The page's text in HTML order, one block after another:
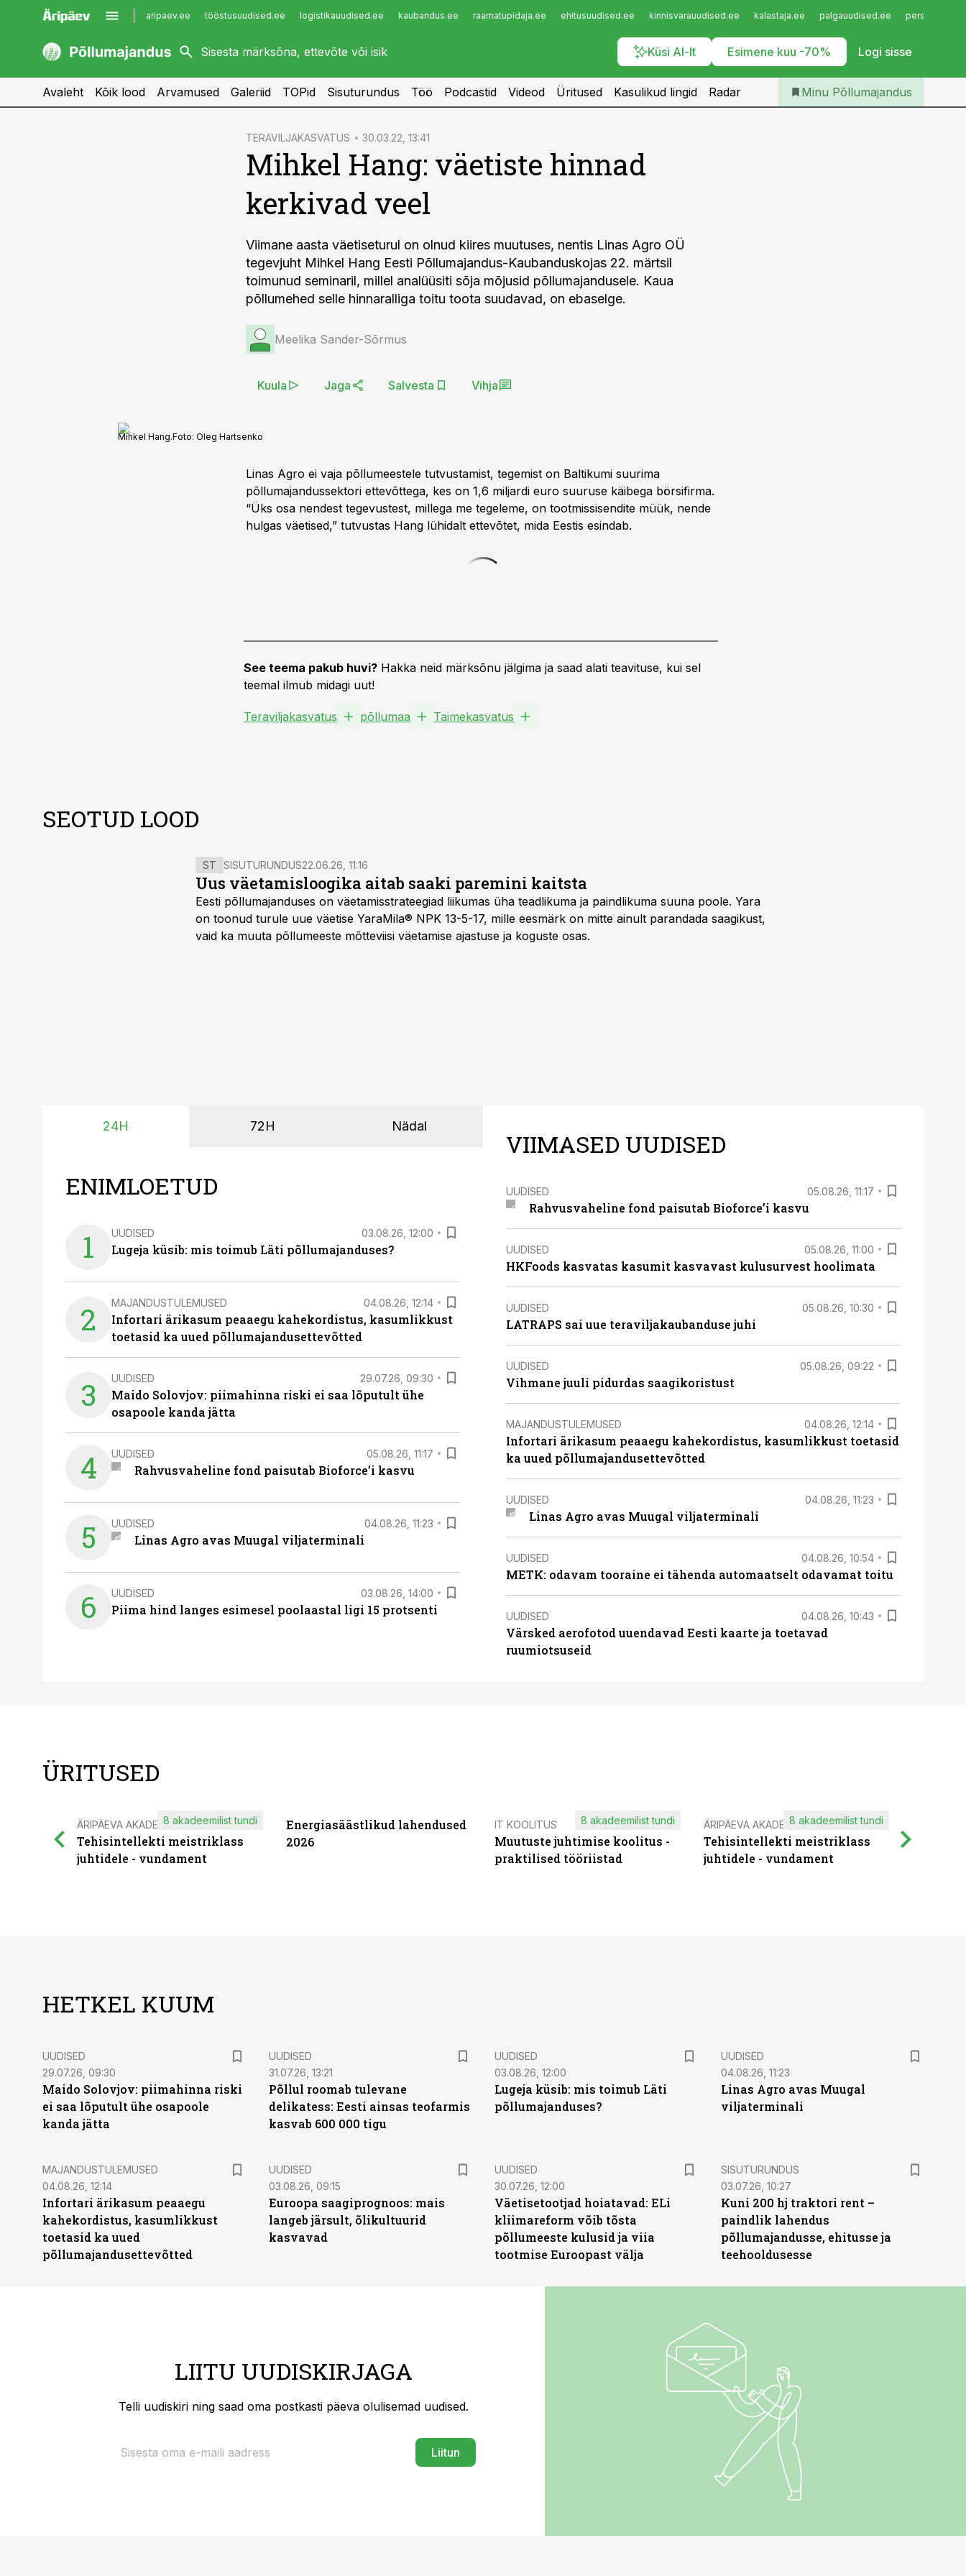
aripaev.ee tööstusuudised.ee logistikauudised.ee kaubandus.ee raamatupidaja.ee ehitusuudised.ee kinnisvarauudised.ee kalastaja.ee palgauudised.ee
Küsi AI-lt Esimene kuu -70% Logi sisse
kaubandus.ee
kinnisvarauudised.ee
imelineajalugu.ee
Infopank
Iseteenindus
Telli Põllumajandus
Avaleht Kõik lood Arvamused Galeriid TOPid Sisuturundus Töö Podcastid Videod Üritused Kasulikud lingid Radar Minu Põllumajandus
TERAVILJAKASVATUS 30.03.22, 13:41
Mihkel Hang: väetiste hinnad
kerkivad veel
Viimane aasta väetiseturul on olnud kiires muutuses, nentis Linas Agro OÜ
tegevjuht Mihkel Hang Eesti Põllumajandus-Kaubanduskojas 22. märtsil
toimunud seminaril, millel analüüsiti sõja mõjusid põllumajandusele. Kaua
põllumehed selle hinnaralliga toitu toota suudavad, on ebaselge.
Meelika Sander-Sõrmus
Kuula Jaga Salvesta Vihja
Mihkel Hang.Foto: Oleg Hartsenko
Linas Agro ei vaja põllumeestele tutvustamist, tegemist on Baltikumi suurima
põllumajandussektori ettevõttega, kes on 1,6 miljardi euro suuruse käibega börsifirma.
“Üks osa nendest tegevustest, millega me tegeleme, on tootmissisendite müük, nende
hulgas väetised,” tutvustas Hang lühidalt ettevõtet, mida Eestis esindab.
See teema pakub huvi? Hakka neid märksõnu jälgima ja saad alati teavituse, kui sel
teemal ilmub midagi uut!
Teraviljakasvatus põllumaa Taimekasvatus
SEOTUD LOOD
ST SISUTURUNDUS22.06.26, 11:16
Uus väetamisloogika aitab saaki paremini kaitsta
Eesti põllumajanduses on väetamisstrateegiad liikumas üha teadlikuma ja paindlikuma suuna poole. Yara
on toonud turule uue väetise YaraMila® NPK 13-5-17, mille eesmärk on mitte ainult parandada saagikust,
vaid ka muuta põllumeeste mõtteviisi väetamise ajastuse ja koguste osas.
24H 72H Nädal
ENIMLOETUD
1 UUDISED 03.08.26, 12:00
Lugeja küsib: mis toimub Läti põllumajanduses?
2 MAJANDUSTULEMUSED 04.08.26, 12:14
Infortari ärikasum peaaegu kahekordistus, kasumlikkust
toetasid ka uued põllumajandusettevõtted
3 UUDISED 29.07.26, 09:30
Maido Solovjov: piimahinna riski ei saa lõputult ühe
osapoole kanda jätta
4 UUDISED 05.08.26, 11:17
Rahvusvaheline fond paisutab Bioforce’i kasvu
5 UUDISED 04.08.26, 11:23
Linas Agro avas Muugal viljaterminali
6 UUDISED 03.08.26, 14:00
Piima hind langes esimesel poolaastal ligi 15 protsenti
VIIMASED UUDISED
UUDISED 05.08.26, 11:17
Rahvusvaheline fond paisutab Bioforce’i kasvu
UUDISED 05.08.26, 11:00
HKFoods kasvatas kasumit kasvavast kulusurvest hoolimata
UUDISED 05.08.26, 10:30
LATRAPS sai uue teraviljakaubanduse juhi
UUDISED 05.08.26, 09:22
Vihmane juuli pidurdas saagikoristust
MAJANDUSTULEMUSED 04.08.26, 12:14
Infortari ärikasum peaaegu kahekordistus, kasumlikkust toetasid
ka uued põllumajandusettevõtted
UUDISED 04.08.26, 11:23
Linas Agro avas Muugal viljaterminali
UUDISED 04.08.26, 10:54
METK: odavam tooraine ei tähenda automaatselt odavamat toitu
UUDISED 04.08.26, 10:43
Värsked aerofotod uuendavad Eesti kaarte ja toetavad
ruumiotsuseid
ÜRITUSED
ÄRIPÄEVA AKADEEMIA
Tehisintellekti meistriklass
juhtidele - vundament
8 akadeemilist tundi
Energiasäästlikud lahendused
2026
IT KOOLITUS
Muutuste juhtimise koolitus -
praktilised tööriistad
8 akadeemilist tundi ÄRIPÄEVA AKADEEMIA
Tehisintellekti meistriklass
juhtidele - vundament
8 akadeemilist tundi
HETKEL KUUM
UUDISED
29.07.26, 09:30
Maido Solovjov: piimahinna riski
ei saa lõputult ühe osapoole
kanda jätta
UUDISED
31.07.26, 13:21
Põllul roomab tulevane
delikatess: Eesti ainsas teofarmis
kasvab 600 000 tigu
UUDISED
03.08.26, 12:00
Lugeja küsib: mis toimub Läti
põllumajanduses?
UUDISED
04.08.26, 11:23
Linas Agro avas Muugal
viljaterminali
MAJANDUSTULEMUSED
04.08.26, 12:14
Infortari ärikasum peaaegu
kahekordistus, kasumlikkust
toetasid ka uued
põllumajandusettevõtted
UUDISED
03.08.26, 09:15
Euroopa saagiprognoos: mais
langeb järsult, õlikultuurid
kasvavad
UUDISED
30.07.26, 12:00
Väetisetootjad hoiatavad: ELi
kliimareform võib tõsta
põllumeeste kulusid ja viia
tootmise Euroopast välja
ST
SISUTURUNDUS
03.07.26, 10:27
Kuni 200 hj traktori rent –
paindlik lahendus
põllumajandusse, ehitusse ja
teehooldusesse
LIITU UUDISKIRJAGA
Telli uudiskiri ning saad oma postkasti päeva olulisemad uudised.
Liitun